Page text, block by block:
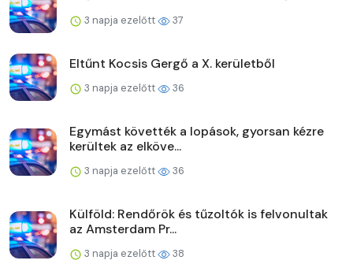
3 napja ezelőtt 37
Eltűnt Kocsis Gergő a X. kerületből
3 napja ezelőtt 36
Egymást követték a lopások, gyorsan kézre
kerültek az elköve...
3 napja ezelőtt 36
Külföld: Rendőrök és tűzoltók is felvonultak
az Amsterdam Pr...
3 napja ezelőtt 38